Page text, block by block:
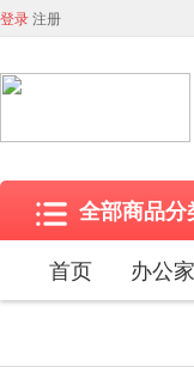
登录注册
全部商品分
首页
办公